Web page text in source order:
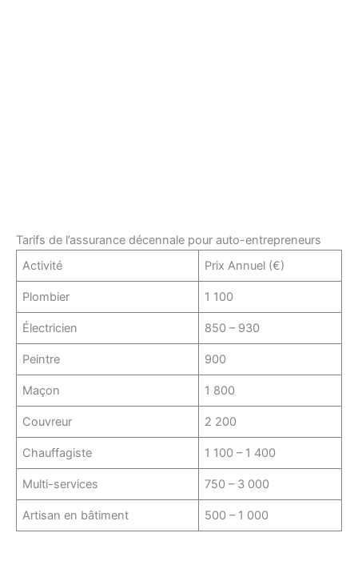
Tarifs de l’assurance décennale pour auto-entrepreneurs
Activité
Prix Annuel (€)
Plombier 1 100
Électricien 850 – 930
Peintre 900
Maçon 1 800
Couvreur 2 200
Chauffagiste 1 100 – 1 400
Multi-services 750 – 3 000
Artisan en bâtiment 500 – 1 000